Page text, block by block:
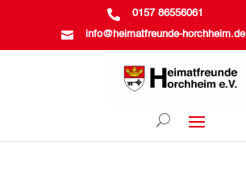
 0157 86556061
 info@heimatfreunde-horchheim.de